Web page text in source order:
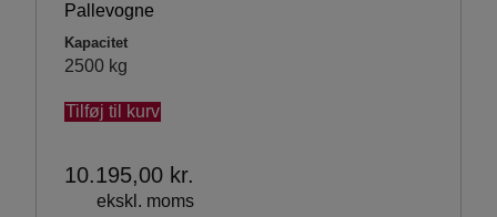
Pallevogne
Kapacitet
2500 kg
Tilføj til kurv
10.195,00 kr.
ekskl. moms